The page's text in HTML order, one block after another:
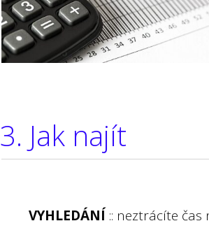
3. Jak najít
VYHLEDÁNÍ :: neztrácíte